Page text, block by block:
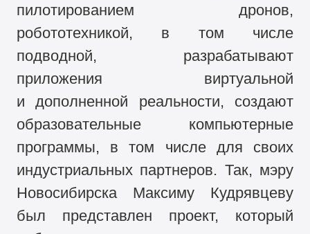
пилотированием дронов,
робототехникой, в том числе
подводной, разрабатывают
приложения виртуальной
и дополненной реальности, создают
образовательные компьютерные
программы, в том числе для своих
индустриальных партнеров. Так, мэру
Новосибирска Максиму Кудрявцеву
был представлен проект, который